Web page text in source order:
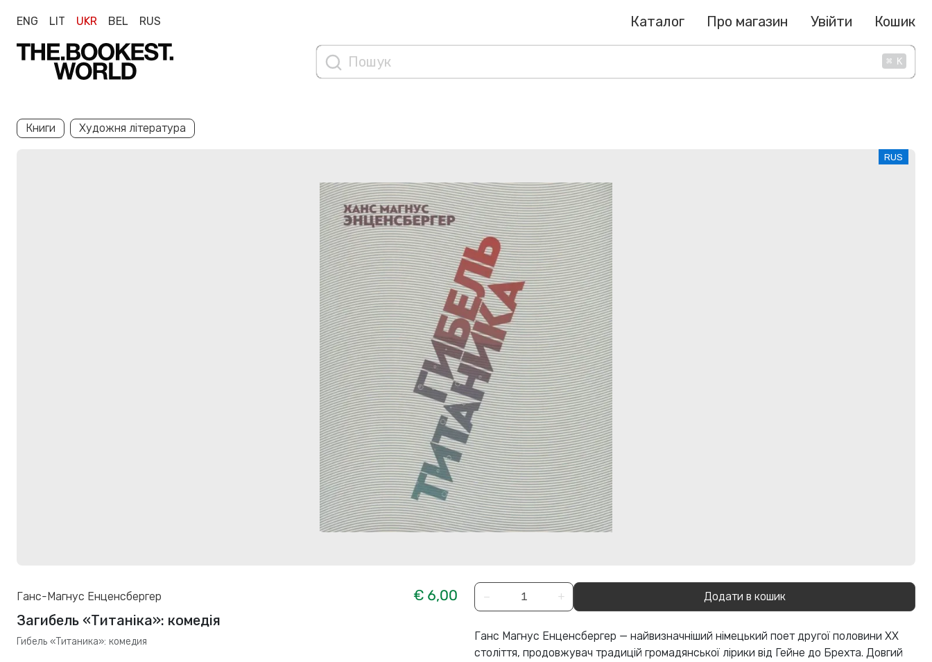
ENG LIT UKR BEL RUS Каталог Про магазин Увійти Кошик
⌘ K
Книги Художня література
RUS
Ганс-Магнус Енценсбергер
€ 6,00
Загибель «Титаніка»: комедія
Гибель «Титаника»: комедия
− + Додати в кошик
Ганс Магнус Енценсбергер — найвизначніший німецький поет другої половини XX
століття, продовжувач традицій громадянської лірики від Гейне до Брехта. Довгий